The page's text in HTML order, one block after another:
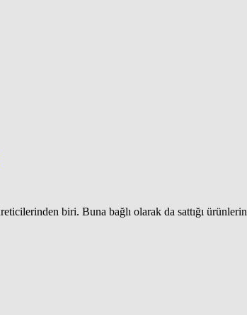
biri. Buna bağlı olarak da sattığı ürünlerin